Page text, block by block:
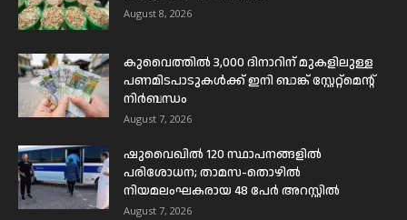
August 8, 2026
കുവൈത്തിൽ 3,000 ദിനാറിന് മുകളിലുള്ള
പണമിടപാടുകൾക്ക് ഇനി ബാങ്ക് സ്റ്റേറ്റ്മെന്റ്
നിർബന്ധം
August 7, 2026
ഷുവൈഖിൽ 120 സ്ഥാപനങ്ങളിൽ
പരിശോധന; താമസ-തൊഴിൽ
നിയമലംഘകരായ 48 പേർ അറസ്റ്റിൽ
August 7, 2026